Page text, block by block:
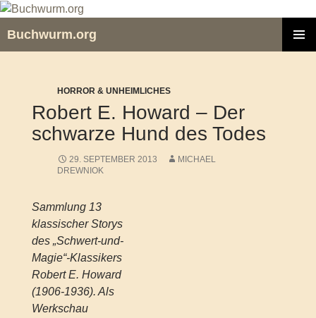
Zum
springen
Buchwurm.org
HORROR & UNHEIMLICHES
Robert E. Howard – Der
schwarze Hund des Todes
29. SEPTEMBER 2013
MICHAEL
DREWNIOK
Sammlung 13
klassischer Storys
des „Schwert-und-
Magie“-Klassikers
Robert E. Howard
(1906-1936). Als
Werkschau